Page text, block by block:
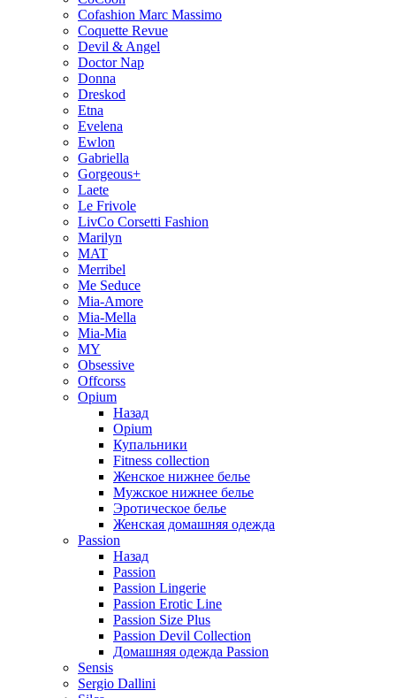
Cofashion Marc Massimo
Coquette Revue
Devil & Angel
Doctor Nap
Donna
Dreskod
Etna
Evelena
Ewlon
Gabriella
Gorgeous+
Laete
Le Frivole
LivCo Corsetti Fashion
Marilyn
MAT
Merribel
Me Seduce
Mia-Amore
Mia-Mella
Mia-Mia
MY
Obsessive
Offcorss
Opium
Назад
Opium
Купальники
Fitness collection
Женское нижнее белье
Мужское нижнее белье
Эротическое белье
Женская домашняя одежда
Passion
Назад
Passion
Passion Lingerie
Passion Erotic Line
Passion Size Plus
Passion Devil Collection
Домашняя одежда Passion
Sensis
Sergio Dallini